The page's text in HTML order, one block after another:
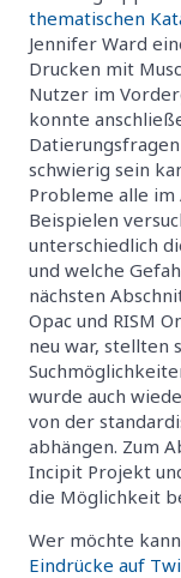
thematischen
Jennifer Ward
Drucken mit
Nutzer im
konnte
schwierig sein
Probleme alle im
Beispielen
unterschiedlich
und welche
nächsten
Opac und RISM
neu war, stellten
wurde auch
von der
abhängen. Zum
Incipit Projekt
die Möglichkeit
Wer möchte
Eindrücke auf